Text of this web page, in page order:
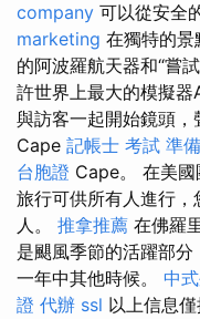
company 可以從安全
marketing 在獨特的景
的阿波羅航天器和“嘗
許世界上最大的模擬
與訪客一起開始鏡頭，
Cape 記帳士 考試 準備
台胞證 Cape。 在美
旅行可供所有人進行
人。 推拿推薦 在佛羅
是颶風季節的活躍部
一年中其他時候。 中
證 代辦 ssl 以上信息